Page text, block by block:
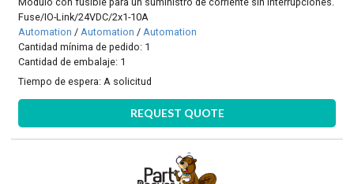
Fuse/IO-Link/24VDC/2x1-10A
Automation / Automation / Automation
Cantidad mínima de pedido: 1
Cantidad de embalaje: 1
Tiempo de espera: A solicitud
REQUEST QUOTE